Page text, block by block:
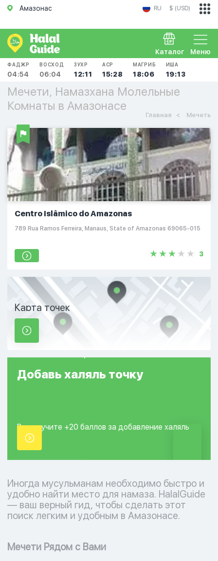
Амазонас RU $ (USD)
Меню
Каталог
ФАДЖР
04:54
ВОСХОД
06:04
ЗУХР
12:11
АСР
15:28
МАГРИБ
18:06
ИША
19:13
Мечети, Намазхана Молельные
Комнаты в Амазонасе
Главная Мечеть
Centro Islâmico do Amazonas
789 Rua Ramos Ferreira, Manaus, State of Amazonas 69065-015
3
Карта точек
Добавь халяль точку
Вы получите +20 баллов за добавление халяль
точки.
Иногда мусульманам необходимо быстро и
удобно найти место для намаза. HalalGuide
— ваш верный гид, чтобы сделать этот
поиск легким и удобным в Амазонасе.
Мечети Рядом с Вами